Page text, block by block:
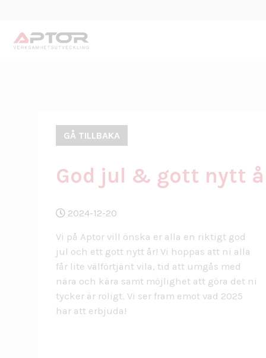
GÅ TILLBAKA
God jul & gott nytt
2024-12-20
Vi på Aptor vill önska er alla en riktigt god
jul och ett gott nytt år! Vi hoppas att ni alla
får lite välförtjänt vila, tid att umgås med
nära och kära samt möjlighet att göra det ni
tycker är roligt. Vi ser fram emot vad 2025
har att erbjuda!